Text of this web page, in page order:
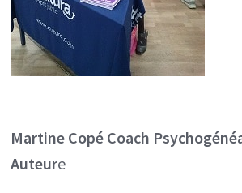
Martine Copé Coach
Auteure